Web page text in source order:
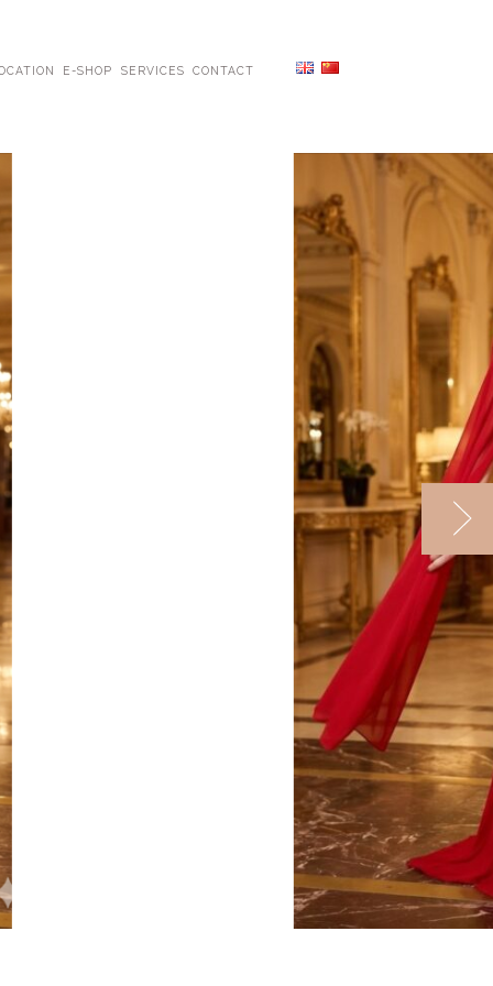
E-SHOP SERVICES CONTACT